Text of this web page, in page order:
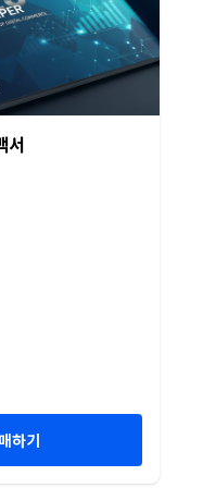
서
하기